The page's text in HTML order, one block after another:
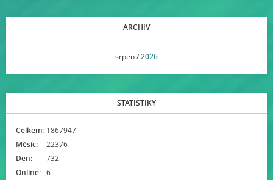
ARCHIV
srpen /2026
STATISTIKY
Online: 6
Celkem: 1867947
Měsíc:
22376
Den:
732